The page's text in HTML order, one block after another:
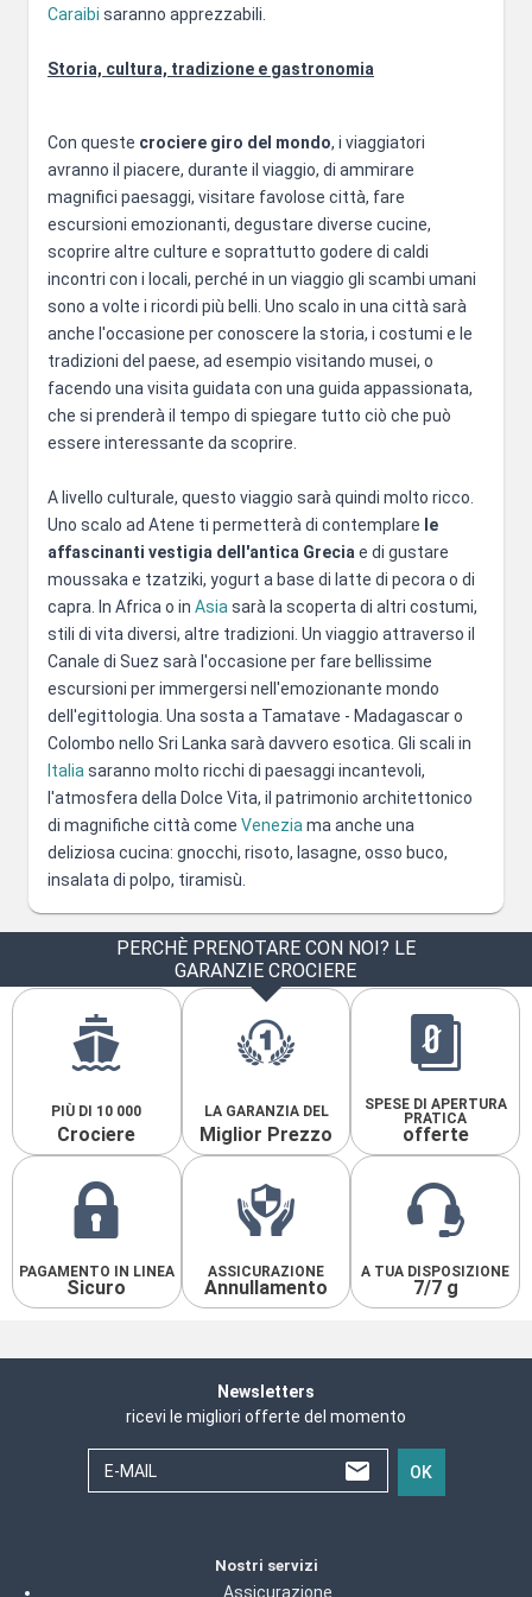
Caraibi saranno apprezzabili.
Storia, cultura, tradizione e gastronomia
Con queste crociere giro del mondo, i viaggiatori
avranno il piacere, durante il viaggio, di ammirare
magnifici paesaggi, visitare favolose città, fare
escursioni emozionanti, degustare diverse cucine,
scoprire altre culture e soprattutto godere di caldi
incontri con i locali, perché in un viaggio gli scambi umani
sono a volte i ricordi più belli. Uno scalo in una città sarà
anche l'occasione per conoscere la storia, i costumi e le
tradizioni del paese, ad esempio visitando musei, o
facendo una visita guidata con una guida appassionata,
che si prenderà il tempo di spiegare tutto ciò che può
essere interessante da scoprire.
A livello culturale, questo viaggio sarà quindi molto ricco.
Uno scalo ad Atene ti permetterà di contemplare le
affascinanti vestigia dell'antica Grecia e di gustare
moussaka e tzatziki, yogurt a base di latte di pecora o di
capra. In Africa o in Asia sarà la scoperta di altri costumi,
stili di vita diversi, altre tradizioni. Un viaggio attraverso il
Canale di Suez sarà l'occasione per fare bellissime
escursioni per immergersi nell'emozionante mondo
dell'egittologia. Una sosta a Tamatave - Madagascar o
Colombo nello Sri Lanka sarà davvero esotica. Gli scali in
Italia saranno molto ricchi di paesaggi incantevoli,
l'atmosfera della Dolce Vita, il patrimonio architettonico
di magnifiche città come Venezia ma anche una
deliziosa cucina: gnocchi, risoto, lasagne, osso buco,
insalata di polpo, tiramisù.
PERCHÈ PRENOTARE CON NOI? LE
GARANZIE CROCIERE
PIÙ DI 10 000
Crociere
LA GARANZIA DEL
Miglior Prezzo
SPESE DI APERTURA
PRATICA
offerte
PAGAMENTO IN LINEA
Sicuro
ASSICURAZIONE
Annullamento
A TUA DISPOSIZIONE
7/7 g
Newsletters
ricevi le migliori offerte del momento
E-MAIL OK
Nostri servizi
Assicurazione